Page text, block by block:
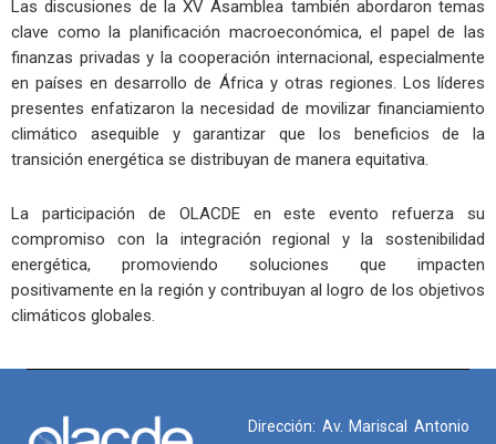
Las discusiones de la XV Asamblea también abordaron temas
clave como la planificación macroeconómica, el papel de las
finanzas privadas y la cooperación internacional, especialmente
en países en desarrollo de África y otras regiones. Los líderes
presentes enfatizaron la necesidad de movilizar financiamiento
climático asequible y garantizar que los beneficios de la
transición energética se distribuyan de manera equitativa.
La participación de OLACDE en este evento refuerza su
compromiso con la integración regional y la sostenibilidad
energética, promoviendo soluciones que impacten
positivamente en la región y contribuyan al logro de los objetivos
climáticos globales.
Dirección: Av. Mariscal Antonio